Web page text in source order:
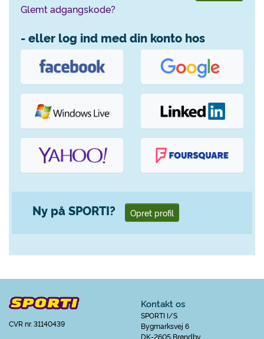
Glemt adgangskode?
- eller log ind med din konto hos
Ny på SPORTI? Opret profil
CVR nr. 31140439
Kontakt os
SPORTI I/S
Bygmarksvej 6
DK-2605 Brøndby